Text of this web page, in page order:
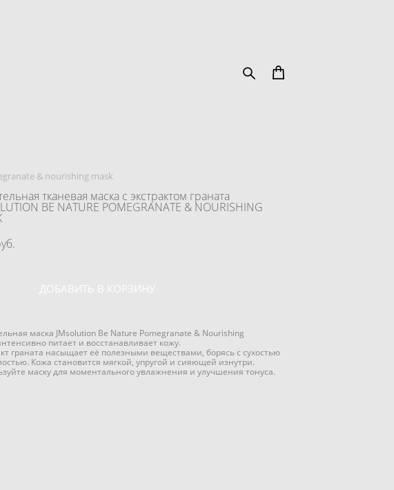
& nourishing mask
тканевая маска с экстрактом граната
BE NATURE POMEGRANATE & NOURISHING
ДОБАВИТЬ В КОРЗИНУ
маска JMsolution Be Nature Pomegranate & Nourishing
питает и восстанавливает кожу.
граната насыщает её полезными веществами, борясь с сухостью
Кожа становится мягкой, упругой и сияющей изнутри.
маску для моментального увлажнения и улучшения тонуса.